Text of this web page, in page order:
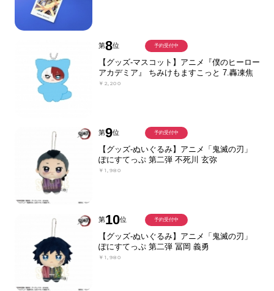
第8位
【グッズ-マスコット】アニメ『僕のヒーロー
アカデミア』 ちみけもますこっと 7.轟凍焦
￥2,200
予約受付中
第9位
【グッズ-ぬいぐるみ】アニメ「鬼滅の刃」
ぽにすてっぷ 第二弾 不死川 玄弥
￥1,980
予約受付中
第10位
【グッズ-ぬいぐるみ】アニメ「鬼滅の刃」
ぽにすてっぷ 第二弾 冨岡 義勇
￥1,980
予約受付中